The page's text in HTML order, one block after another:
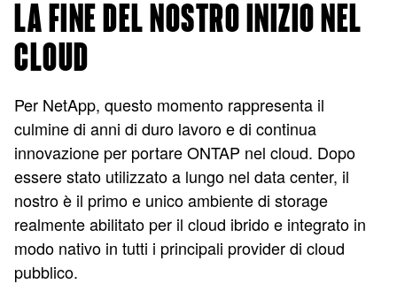
LA FINE DEL NOSTRO INIZIO NEL
CLOUD
Per NetApp, questo momento rappresenta il
culmine di anni di duro lavoro e di continua
innovazione per portare ONTAP nel cloud. Dopo
essere stato utilizzato a lungo nel data center, il
nostro è il primo e unico ambiente di storage
realmente abilitato per il cloud ibrido e integrato in
modo nativo in tutti i principali provider di cloud
pubblico.